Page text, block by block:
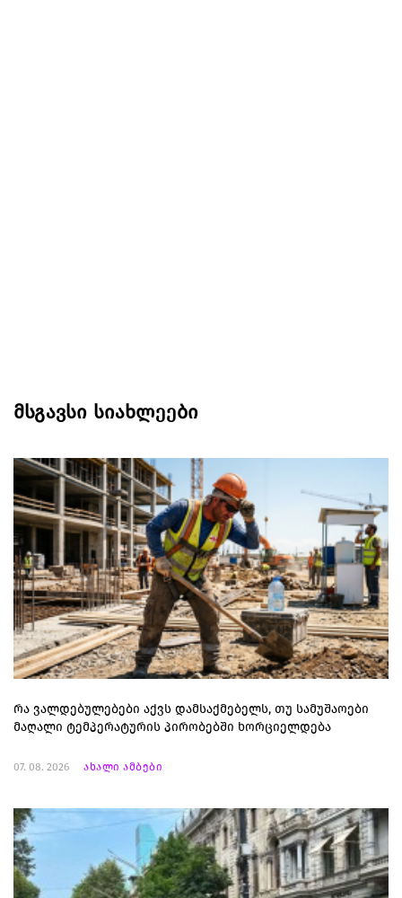
მსგავსი სიახლეები
რა ვალდებულებები აქვს დამსაქმებელს, თუ სამუშაოები
მაღალი ტემპერატურის პირობებში ხორციელდება
07. 08. 2026 ახალი ამბები